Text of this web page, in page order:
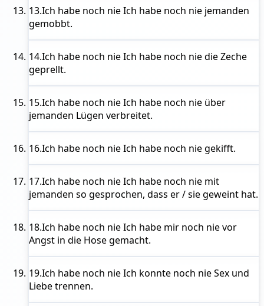
13.Ich habe noch nieIch habe noch nie jemanden
gemobbt.
14.Ich habe noch nieIch habe noch nie die Zeche
geprellt.
15.Ich habe noch nieIch habe noch nie über
jemanden Lügen verbreitet.
16.Ich habe noch nieIch habe noch nie gekifft.
17.Ich habe noch nieIch habe noch nie mit
jemanden so gesprochen, dass er / sie geweint hat.
18.Ich habe noch nieIch habe mir noch nie vor
Angst in die Hose gemacht.
19.Ich habe noch nieIch konnte noch nie Sex und
Liebe trennen.